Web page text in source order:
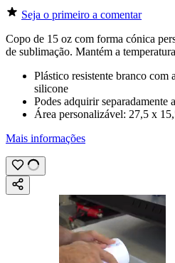
Seja o primeiro a comentar
Copo de 15 oz com forma cónica
de sublimação. Mantém a
Plástico resistente branco com
silicone
Podes adquirir separadamente
Área personalizável: 27,5 x
Mais informações